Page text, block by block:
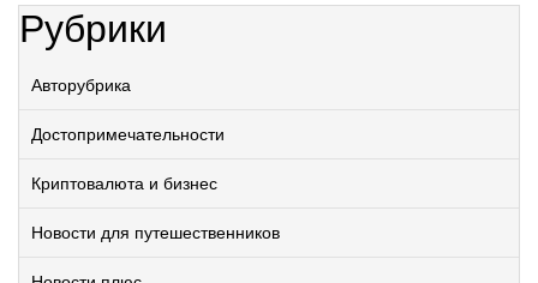
Рубрики
Авторубрика
Достопримечательности
Криптовалюта и бизнес
Новости для путешественников